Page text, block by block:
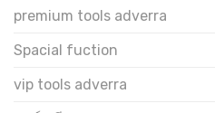
premium tools adverra
Spacial fuction
vip tools adverra